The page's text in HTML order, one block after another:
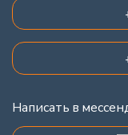
Написать в